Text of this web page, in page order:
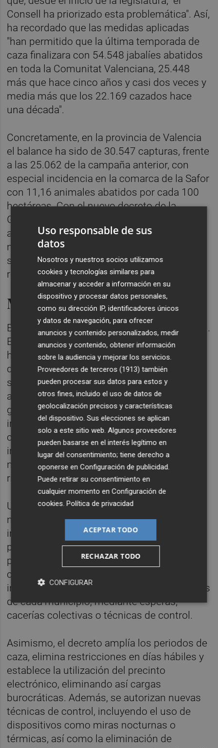
Consell ha priorizado esta problemática". Así,
ha recordado que las medidas aplicadas
"han permitido que la última temporada de
caza finalizara con 54.548 jabalíes abatidos
en toda la Comunitat Valenciana, 25.448
más que hace cinco años y casi dos veces y
media más que los 22.169 cazados hace
una década".
Concretamente, en la provincia de Valencia
el balance ha sido de 30.547 capturas, frente
a las 25.062 de la campaña anterior, con
especial incidencia en la comarca de la Safor
con 11,16 animales abatidos por cada 100
hectáreas. Con el nuevo decreto de la
Generalitat, ha destacado el conseller, "se
abandona la inacción y la prohibición que
nos ha llevado a la actual situación de
sobrepoblación, y se avanza hacia una
regulación ordenada y eficaz".
Medidas del decreto
El decreto contempla varias líneas de acción.
Entre ellas, dotar a los cazadores de
herramientas apropiadas; facilitar técnicas
de control en áreas donde la caza no sea
segura o viable; involucrar a los
ayuntamientos como actores activos en la
gestión de capturas, así como priorizar
intervenciones en zonas con altas con-
centraciones de especies. También se
incluye la intervención en espacios no ci-
negéticos cuya condición pueda poner en
riesgo el entorno cercano.
Una de las novedades más relevantes del
nuevo marco normativo es, precisamente, la
incorporación de los ayuntamientos como
protagonistas en el control de las
poblaciones. Esto permitirá regular las
capturas en entornos urbanos y adaptar las
intervenciones a las necesidades específicas
de cada municipio, mediante esperas,
cacerías colectivas o técnicas de control.
Asimismo, el decreto amplía los periodos de
caza, elimina restricciones en días hábiles y
establece la utilización del precinto
electrónico, eliminando así cargas
burocráticas. Además, se autorizan nuevas
técnicas de control, incluyendo el uso de
dispositivos como miras nocturnas o
térmicas, así como la eliminación de
Uso responsable de sus
datos
Nosotros y nuestros socios utilizamos
cookies y tecnologías similares para
almacenar y acceder a información en su
dispositivo y procesar datos personales,
como su dirección IP, identificadores únicos
y datos de navegación, para ofrecer
anuncios y contenido personalizados, medir
anuncios y contenido, obtener información
sobre la audiencia y mejorar los servicios.
Proveedores de terceros (1913) también
pueden procesar sus datos para estos y
otros fines, incluido el uso de datos de
geolocalización precisos y características
del dispositivo. Sus elecciones se aplican
solo a este sitio web. Algunos proveedores
pueden basarse en el interés legítimo en
lugar del consentimiento; tiene derecho a
oponerse enConfiguración de publicidad
Puede retirar su consentimiento en
cualquier momento enConfiguración de
cookies .Política de privacidad
ACEPTAR TODO
RECHAZAR TODO
CONFIGURAR